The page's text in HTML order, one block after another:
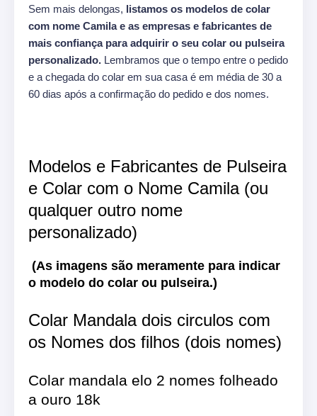
Sem mais delongas, listamos os modelos de colar
com nome Camila e as empresas e fabricantes de
mais confiança para adquirir o seu colar ou pulseira
personalizado. Lembramos que o tempo entre o pedido
e a chegada do colar em sua casa é em média de 30 a
60 dias após a confirmação do pedido e dos nomes.
Modelos e Fabricantes de Pulseira
e Colar com o Nome Camila (ou
qualquer outro nome
personalizado)
(As imagens são meramente para indicar
o modelo do colar ou pulseira.)
Colar Mandala dois circulos com
os Nomes dos filhos (dois nomes)
Colar mandala elo 2 nomes folheado
a ouro 18k